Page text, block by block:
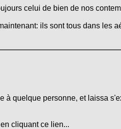
celui de bien de nos
ils sont tous dans les
quelque personne, et laissa
cliquant ce lien...